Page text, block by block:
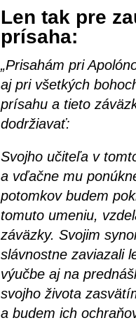
Len tak pre
prísaha:
„Prisahám pri
aj pri všetkých
prísahu a tieto
dodržiavať:
Svojho učiteľa v
a vďačne mu
potomkov budem
tomuto umeniu,
záväzky. Svojim
slávnostne zaviazali
výučbe aj na
svojho života
a budem ich